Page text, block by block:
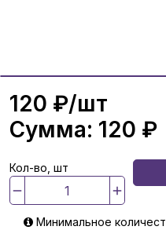
120 ₽/шт
Сумма: 120 ₽
Кол-во, шт
Минимальное